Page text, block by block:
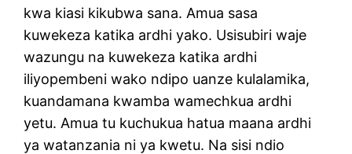
kwa kiasi kikubwa sana. Amua sasa
kuwekeza katika ardhi yako. Usisubiri waje
wazungu na kuwekeza katika ardhi
iliyopembeni wako ndipo uanze kulalamika,
kuandamana kwamba wamechkua ardhi
yetu. Amua tu kuchukua hatua maana ardhi
ya watanzania ni ya kwetu. Na sisi ndio